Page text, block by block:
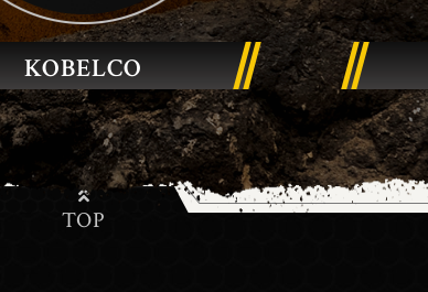
KOBELCO
TOP